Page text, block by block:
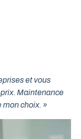
et vous
Maintenance
mon choix. »